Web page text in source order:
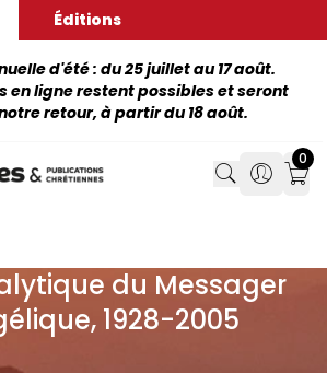
Éditions
d'été : du 25 juillet au 17 août.
en ligne restent possibles et seront
retour, à partir du 18 août.
Search
Search
0
du Messager
1928-2005